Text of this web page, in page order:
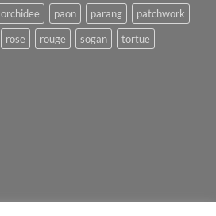
orchidee paon parang
patchwork
rose rouge sogan
tortue